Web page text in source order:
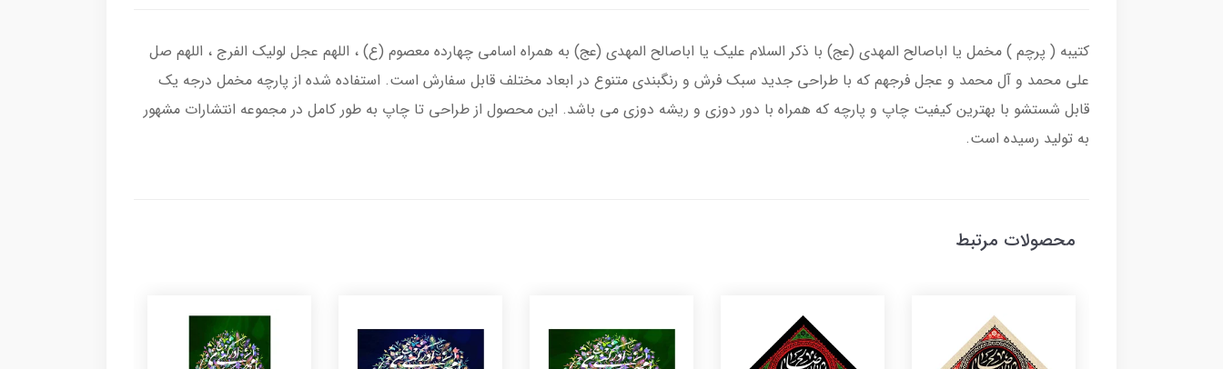
کتیبه ( پرچم ) مخمل یا اباصالح المهدی (عج) با ذکر السلام علیک یا اباصالح المهدی (عج) به همراه اسامی چهارده معصوم (ع) ، اللهم عجل لولیک الفرج ، اللهم صل
علی محمد و آل محمد و عجل فرجهم که با طراحی جدید سبک فرش و رنگبندی متنوع در ابعاد مختلف قابل سفارش است. استفاده شده از پارچه مخمل درجه یک
قابل شستشو با بهترین کیفیت چاپ و پارچه که همراه با دور دوزی و ریشه دوزی می باشد. این محصول از طراحی تا چاپ به طور کامل در مجموعه انتشارات مشهور
به تولید رسیده است.
محصولات مرتبط